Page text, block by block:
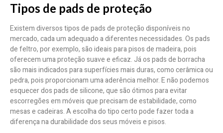
Tipos de pads de proteção
Existem diversos tipos de pads de proteção disponíveis no
mercado, cada um adequado a diferentes necessidades. Os pads
de feltro, por exemplo, são ideais para pisos de madeira, pois
oferecem uma proteção suave e eficaz. Já os pads de borracha
são mais indicados para superfícies mais duras, como cerâmica ou
pedra, pois proporcionam uma aderência melhor. E não podemos
esquecer dos pads de silicone, que são ótimos para evitar
escorregões em móveis que precisam de estabilidade, como
mesas e cadeiras. A escolha do tipo certo pode fazer toda a
diferença na durabilidade dos seus móveis e pisos.